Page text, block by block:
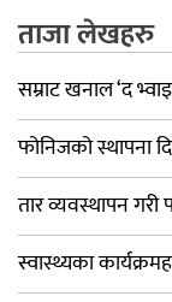
ताजा लेखहरु
सम्राट खनाल ‘द
फोनिजको स्थापना
तार व्यवस्थापन गरी
स्वास्थ्यका